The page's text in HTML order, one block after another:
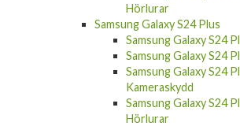
Samsung Galaxy S24 Plus
Samsung Galaxy S24
Samsung Galaxy S24
Samsung Galaxy S24
Kameraskydd
Samsung Galaxy S24
Hörlurar
Samsung Galaxy S24 Ultra